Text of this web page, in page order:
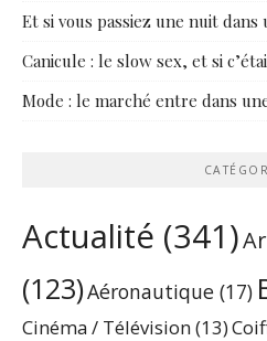
Et si vous passiez une nuit dans
Canicule : le slow sex, et si
Mode : le marché entre dans
Actualité (341)
(123)Aéronautique (17)
Cinéma / Télévision(13)